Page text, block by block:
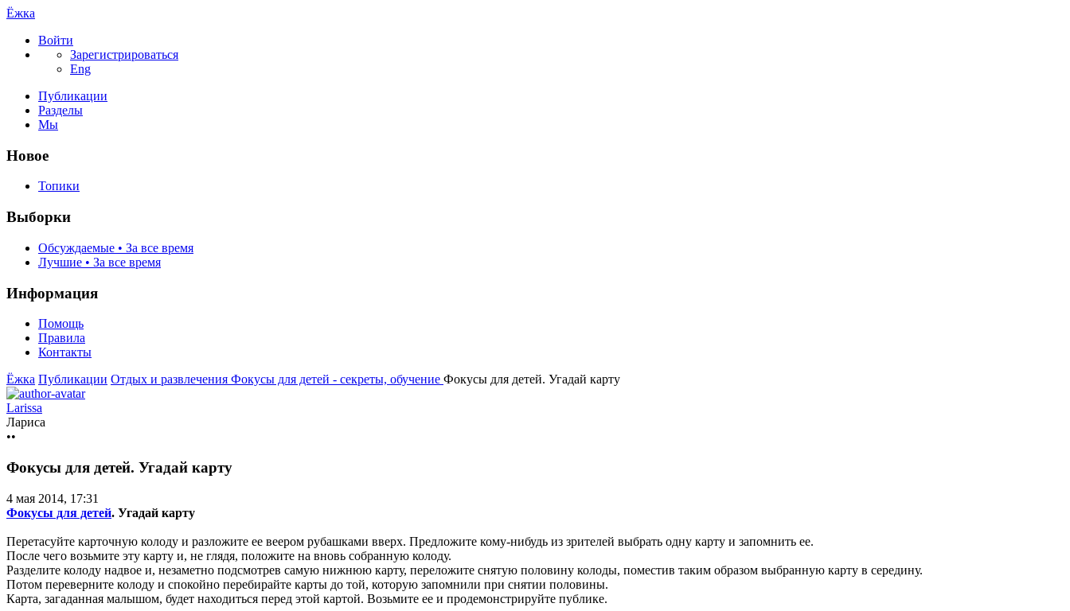
Ёжка
Войти
Зарегистрироваться
Eng
Публикации
Разделы
Мы
Новое
Топики
Выборки
Обсуждаемые • За все время
Лучшие • За все время
Информация
Помощь
Правила
Контакты
Ёжка Публикации Отдых и развлечения Фокусы для детей - секреты, обучение Фокусы для детей. Угадай карту
Larissa
Лариса
••
Фокусы для детей. Угадай карту
4 мая 2014, 17:31
Фокусы для детей. Угадай карту
Перетасуйте карточную колоду и разложите ее веером рубашками вверх. Предложите кому-нибудь из зрителей выбрать одну карту и запомнить ее.
После чего возьмите эту карту и, не глядя, положите на вновь собранную колоду.
Разделите колоду надвое и, незаметно подсмотрев самую нижнюю карту, переложите снятую половину колоды, поместив таким образом выбранную карту в середину.
Потом переверните колоду и спокойно перебирайте карты до той, которую запомнили при снятии половины.
Карта, загаданная малышом, будет находиться перед этой картой. Возьмите ее и продемонстрируйте публике.